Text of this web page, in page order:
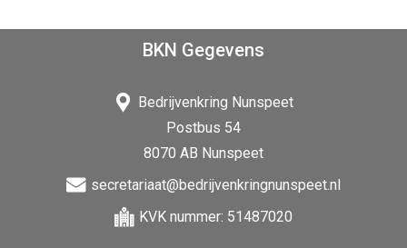
BKN Gegevens
Bedrijvenkring Nunspeet
Postbus 54
8070 AB Nunspeet
secretariaat@bedrijvenkringnunspeet.nl
KVK nummer: 51487020